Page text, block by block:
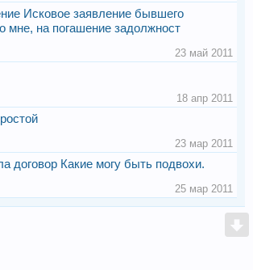
Исковое заявление бывшего
мне, на погашение задолжност
23 май 2011
18 апр 2011
23 мар 2011
договор Какие могу быть подвохи.
25 мар 2011